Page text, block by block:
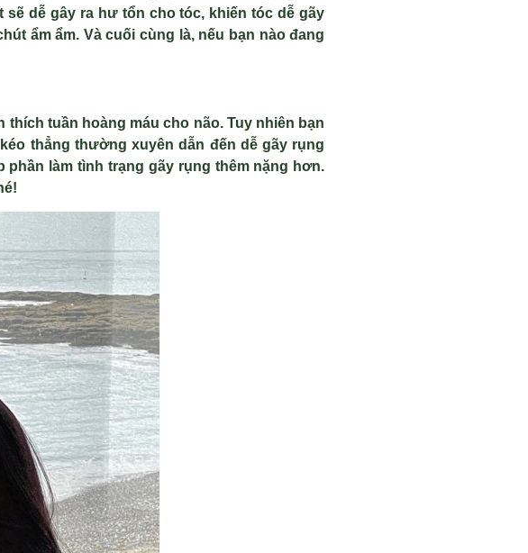
dễ gây ra hư tổn cho tóc, khiến tóc dễ gãy
ẩm ẩm. Và cuối cùng là, nếu bạn nào đang
tuần hoàng máu cho não. Tuy nhiên bạn
thẳng thường xuyên dẫn đến dễ gãy rụng
làm tình trạng gãy rụng thêm nặng hơn.